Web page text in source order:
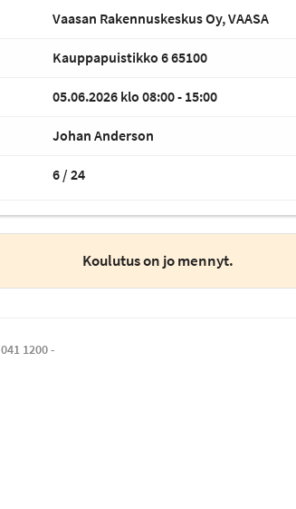
Vaasan Rakennuskeskus Oy, VAASA
Kauppapuistikko 6 65100
05.06.2026 klo 08:00 - 15:00
Johan Anderson
6 / 24
Koulutus on jo mennyt.
1200-